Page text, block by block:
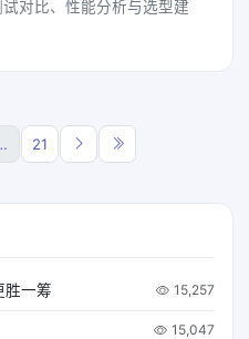
对比、性能分析与选型建
21
胜一筹 15,257
15,047